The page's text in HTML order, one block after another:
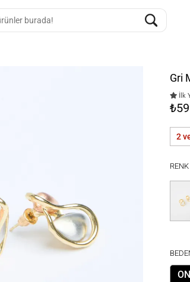
Gri
İlk
2
RENK